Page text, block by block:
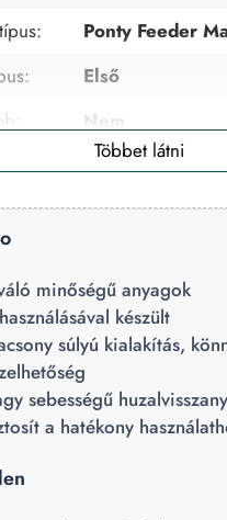
Ponty Feeder
Első
Nem
5000
5+1
5.2:1
170 m
Fekete
Grafit
minőségű anyagok
készült
súlyú kialakítás,
sebességű
a hatékony